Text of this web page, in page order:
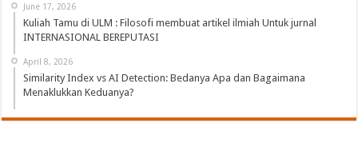
June 17, 2026
Kuliah Tamu di ULM : Filosofi membuat artikel ilmiah Untuk jurnal
INTERNASIONAL BEREPUTASI
April 8, 2026
Similarity Index vs AI Detection: Bedanya Apa dan Bagaimana
Menaklukkan Keduanya?